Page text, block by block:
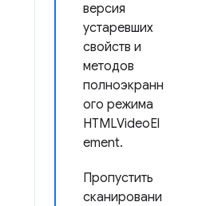
версия
устаревших
свойств и
методов
полноэкранн
ого режима
HTMLVideoEl
ement.
Пропустить
сканировани